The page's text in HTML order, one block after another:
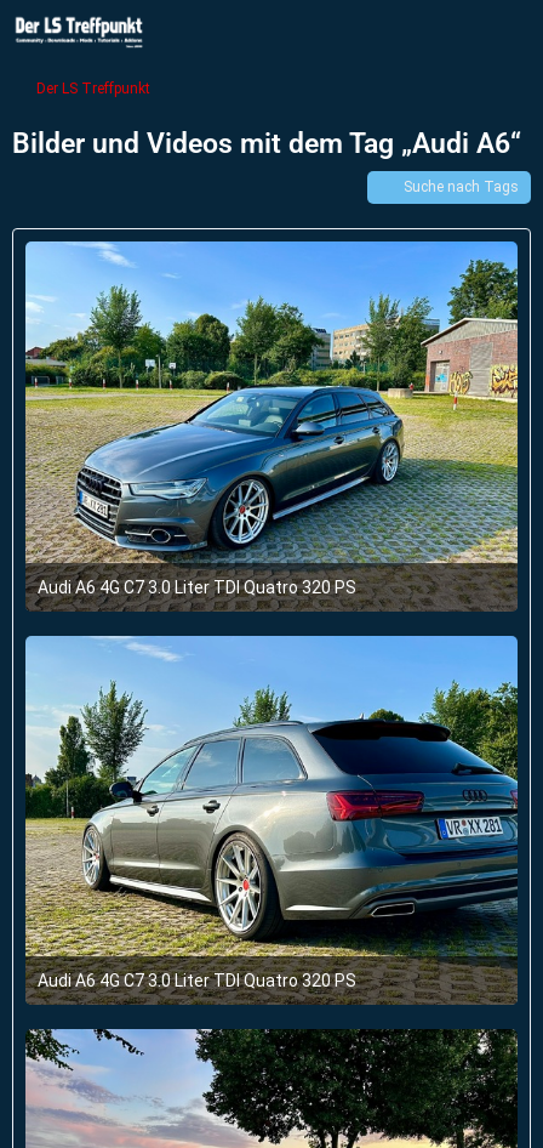
Der LS Treffpunkt
Bilder und Videos mit dem Tag „Audi A6“
Suche nach Tags
Audi A6 4G C7 3.0 Liter TDI Quatro 320 PS
4. August 2024 um 10:43
3
Audi A6 4G C7 3.0 Liter TDI Quatro 320 PS
4. August 2024 um 10:43
1